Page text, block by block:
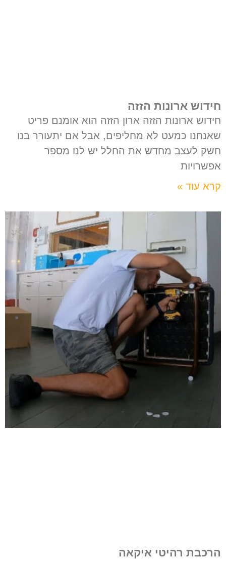
חידוש ארונות הזזה
חידוש ארונות הזזה ארון הזזה הוא אומנם פריט
שאנחנו כמעט לא מחליפים, אבל אם יתעורר בנו
חשק לעצב מחדש את החלל יש לנו מספר
אפשרויות
קרא עוד »
הרכבת רהיטי איקאה